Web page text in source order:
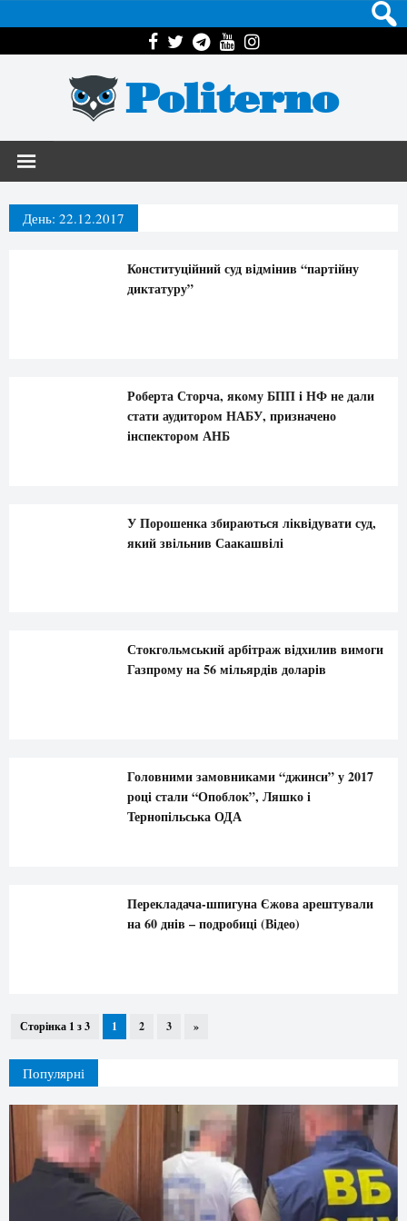
Politerno
День: 22.12.2017
Конституційний суд відмінив “партійну
диктатуру”
Роберта Сторча, якому БПП і НФ не дали
стати аудитором НАБУ, призначено
інспектором АНБ
У Порошенка збираються ліквідувати суд,
який звільнив Саакашвілі
Стокгольмський арбітраж відхилив вимоги
Газпрому на 56 мільярдів доларів
Головними замовниками “джинси” у 2017
році стали “Опоблок”, Ляшко і
Тернопільська ОДА
Перекладача-шпигуна Єжова арештували
на 60 днів – подробиці (Відео)
Сторінка 1 з 3 1 2 3 »
Популярні